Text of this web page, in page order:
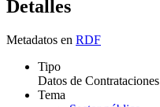
Detalles
Metadatos en RDF
Tipo
Datos de Contrataciones
Tema